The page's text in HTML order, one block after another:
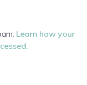
Learn how your